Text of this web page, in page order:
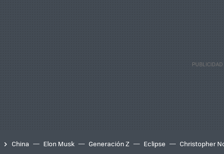
China Elon Musk Generación Z Eclipse Christopher